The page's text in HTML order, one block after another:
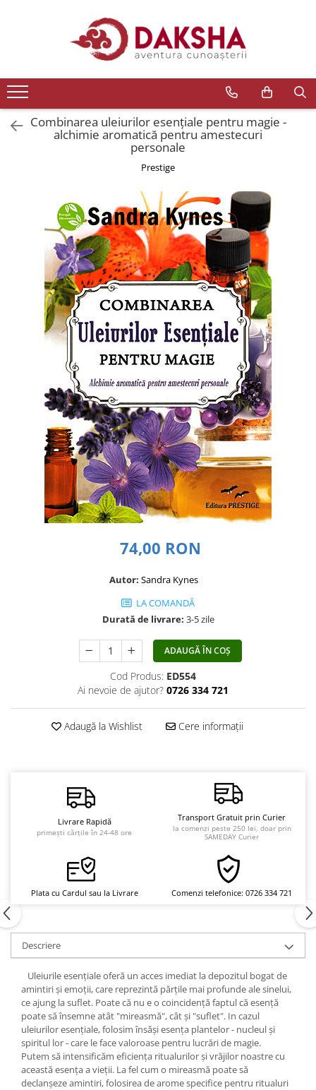
Editura Daksha
Seria Radu Cinamar
Seria Anton Parks
Seria David Icke
Spiritualitate
Extratereștrii
Transformare spirituală
Psihologie
Dezvoltare personală
Astrologie
Seria Montauk
Mistere
Seria Chico Xavier
Seria Helena Blavatsky
Oracole
Sănătate
Relații de cuplu
Erotism
Psihologie practică
Seria Masaru Emoto
Inspiraţie divină
Vindecare spirituală
Viaţa de după moarte
Cristale
Supă de pui pentru suflet
Yoga
Oracol
Spiritualitate şi ştiinţă
Fără categorie
Cunoaștere
Combinarea uleiurilor esenţiale pentru magie -
alchimie aromatică pentru amestecuri
personale
Prestige
74,00 RON
Autor: Sandra Kynes
LA COMANDĂ
Durată de livrare: 3-5 zile
ADAUGĂ ÎN COȘ
Cod Produs: ED554
Ai nevoie de ajutor? 0726 334 721
Adaugă la Wishlist Cere informații
Livrare Rapidă
primești cărțile în 24-48 ore
Transport Gratuit prin Curier
la comenzi peste 250 lei, doar prin
SAMEDAY Curier
Plata cu Cardul sau la Livrare Comenzi telefonice: 0726 334 721
Descriere
Uleiurile esenţiale oferă un acces imediat la depozitul bogat de
amintiri şi emoţii, care reprezintă părţile mai profunde ale sinelui,
ce ajung la suflet. Poate că nu e o coincidenţă faptul că esenţă
poate să însemne atât "mireasmă", cât şi "suflet". In cazul
uleiurilor esenţiale, folosim însăşi esenţa plantelor - nucleul şi
spiritul lor - care le face valoroase pentru lucrări de magie.
Putem să intensificăm eficienţa ritualurilor şi vrăjilor noastre cu
această esenţa a vieţii. La fel cum o mireasmă poate să
declanşeze amintiri, folosirea de arome specifice pentru ritualuri